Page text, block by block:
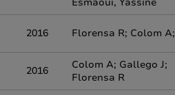
2016 Florensa R; Colom A;
2016
Colom A; Gallego J;
Florensa R